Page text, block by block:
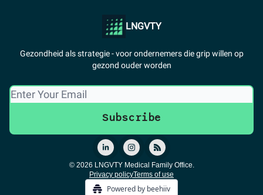
LNGVTY
Gezondheid als strategie - voor ondernemers die grip willen op
gezond ouder worden
© 2026 LNGVTY Medical Family Office.
Privacy policyTerms of use
Powered by beehiiv